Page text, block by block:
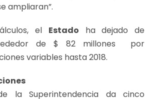
ampliaran”.
el Estado ha dejado de
de $ 82 millones por
variables hasta 2018.
la Superintendencia da cinco